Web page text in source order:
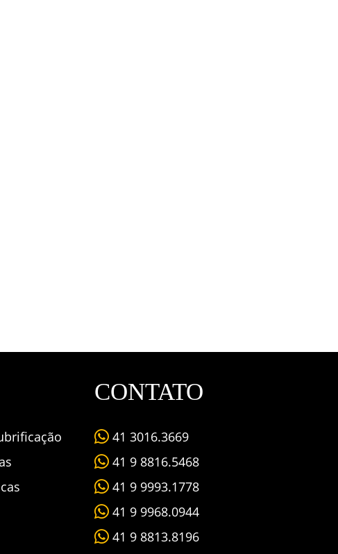
CONTATO
41 3016.3669
41 9 8816.5468
41 9 9993.1778
41 9 9968.0944
41 9 8813.8196